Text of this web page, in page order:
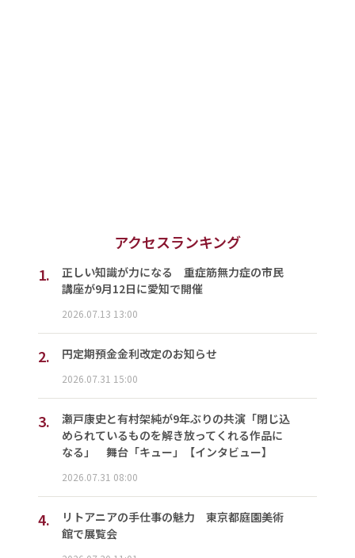
アクセスランキング
1.
正しい知識が力になる 重症筋無力症の市民
講座が9月12日に愛知で開催
2026.07.13 13:00
2. 円定期預金金利改定のお知らせ
2026.07.31 15:00
3.
瀬戸康史と有村架純が9年ぶりの共演「閉じ込
められているものを解き放ってくれる作品に
なる」 舞台「キュー」【インタビュー】
2026.07.31 08:00
4.
リトアニアの手仕事の魅力 東京都庭園美術
館で展覧会